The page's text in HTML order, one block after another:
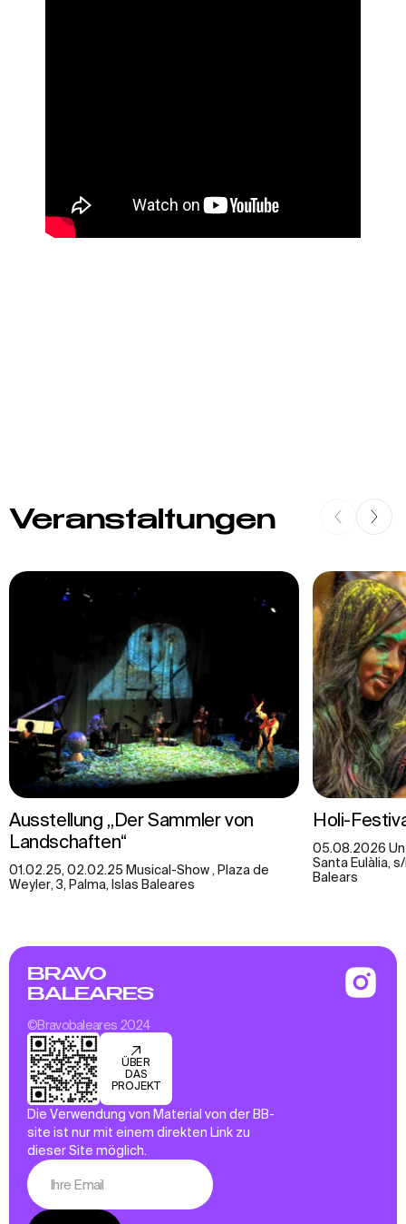
Veranstaltungen
Ausstellung „Der Sammler von
Landschaften“
01.02.25, 02.02.25 Musical-Show , Plaza de
Weyler, 3, Palma, Islas Baleares
Holi-
05.08.2026
Santa Eulàlia,
Balears
BRAVO
BALEARES
©Bravobaleares 2024
ÜBER
DAS
PROJEKT
Die Verwendung von Material von der BB-
site ist nur mit einem direkten Link zu
dieser Site möglich.